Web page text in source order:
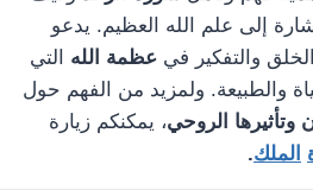
إلى علم الله العظيم. يدعو
والتفكير في عظمة الله التي
والطبيعة. ولمزيد من الفهم حول
وتأثيرها الروحي، يمكنكم زيارة
الملك.